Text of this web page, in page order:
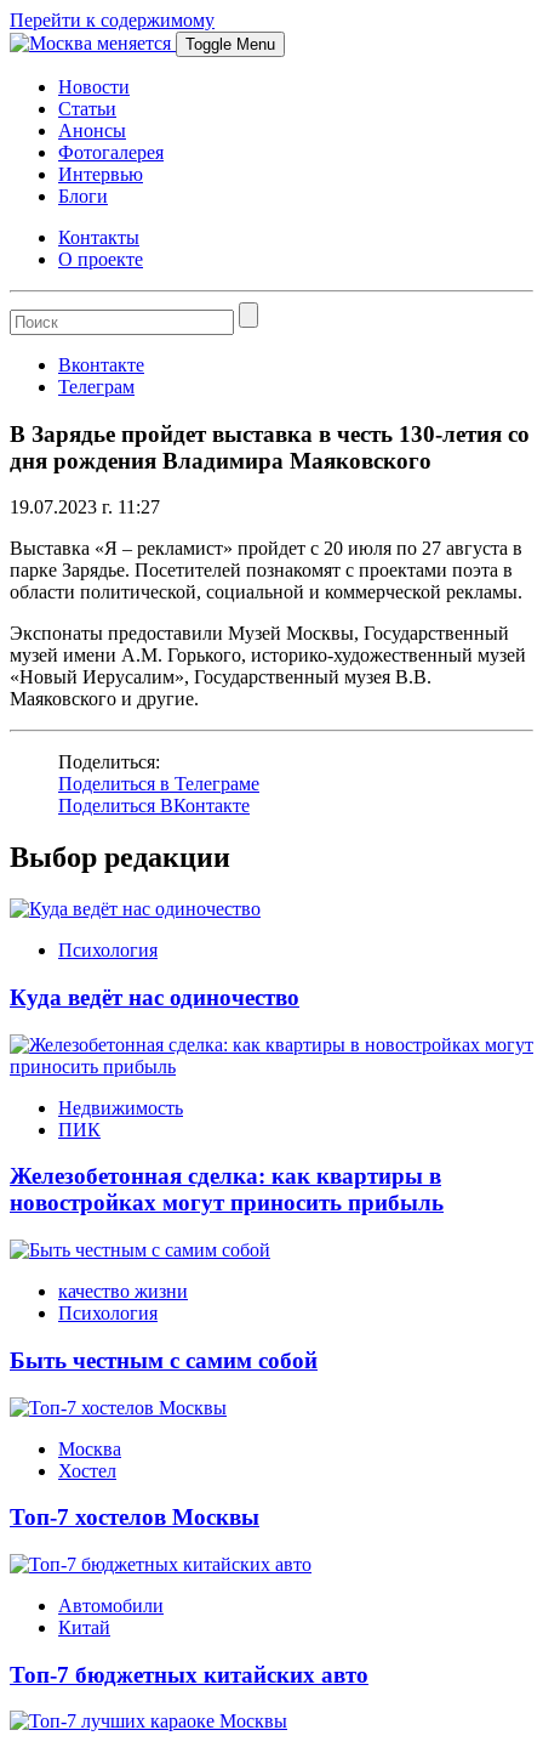
Перейти к содержимому
Toggle Menu
Новости
Статьи
Анонсы
Фотогалерея
Интервью
Блоги
Контакты
О проекте
Вконтакте
Телеграм
В Зарядье пройдет выставка в честь 130-летия со
дня рождения Владимира Маяковского
19.07.2023 г. 11:27
Выставка «Я – рекламист» пройдет с 20 июля по 27 августа в
парке Зарядье. Посетителей познакомят с проектами поэта в
области политической, социальной и коммерческой рекламы.
Экспонаты предоставили Музей Москвы, Государственный
музей имени А.М. Горького, историко-художественный музей
«Новый Иерусалим», Государственный музея В.В.
Маяковского и другие.
Поделиться:
Поделиться в Телеграме
Поделиться ВКонтакте
Выбор редакции
Психология
Куда ведёт нас одиночество
Недвижимость
ПИК
Железобетонная сделка: как квартиры в
новостройках могут приносить прибыль
качество жизни
Психология
Быть честным с самим собой
Москва
Хостел
Топ-7 хостелов Москвы
Автомобили
Китай
Топ-7 бюджетных китайских авто